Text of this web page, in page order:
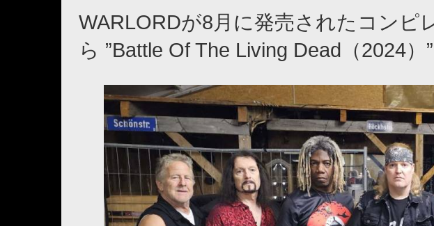
WARLORDが8月に発売されたコンピ
ら ”Battle Of The Living Dead（2024）